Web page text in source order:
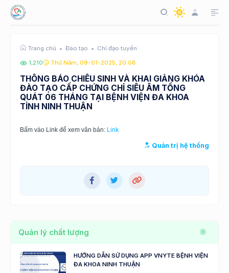
Trang chủ Đào tạo Chỉ đạo tuyến
1,210 Thứ Năm, 09-01-2025, 20:08
THÔNG BÁO CHIÊU SINH VÀ KHAI GIẢNG KHÓA
ĐÀO TẠO CẤP CHỨNG CHỈ SIÊU ÂM TỔNG
QUÁT 06 THÁNG TẠI BỆNH VIỆN ĐA KHOA
TỈNH NINH THUẬN
Bấm vào Link để xem văn bản: Link
Quản trị hệ thống
Quản lý chất lượng
HƯỚNG DẪN SỬ DỤNG APP VNYTE BỆNH VIỆN
ĐA KHOA NINH THUẬN